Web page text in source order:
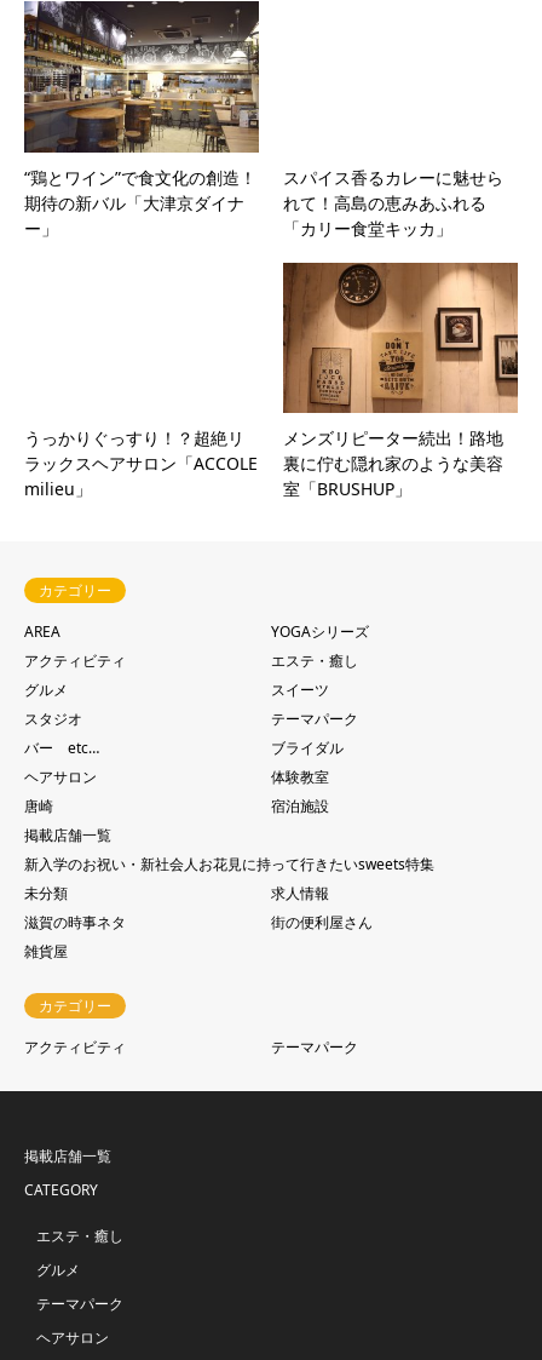
“鶏とワイン”で食文化の創造！
期待の新バル「大津京ダイナ
ー」
スパイス香るカレーに魅せら
れて！高島の恵みあふれる
「カリー食堂キッカ」
うっかりぐっすり！？超絶リ
ラックスヘアサロン「ACCOLE
milieu」
メンズリピーター続出！路地
裏に佇む隠れ家のような美容
室「BRUSHUP」
カテゴリー
AREA
YOGAシリーズ
アクティビティ
エステ・癒し
グルメ
スイーツ
スタジオ
テーマパーク
バー etc…
ブライダル
ヘアサロン
体験教室
唐崎
宿泊施設
掲載店舗一覧
新入学のお祝い・新社会人お花見に持って行きたいsweets特集
未分類
求人情報
滋賀の時事ネタ
街の便利屋さん
雑貨屋
カテゴリー
アクティビティ
テーマパーク
掲載店舗一覧
CATEGORY
エステ・癒し
グルメ
テーマパーク
ヘアサロン